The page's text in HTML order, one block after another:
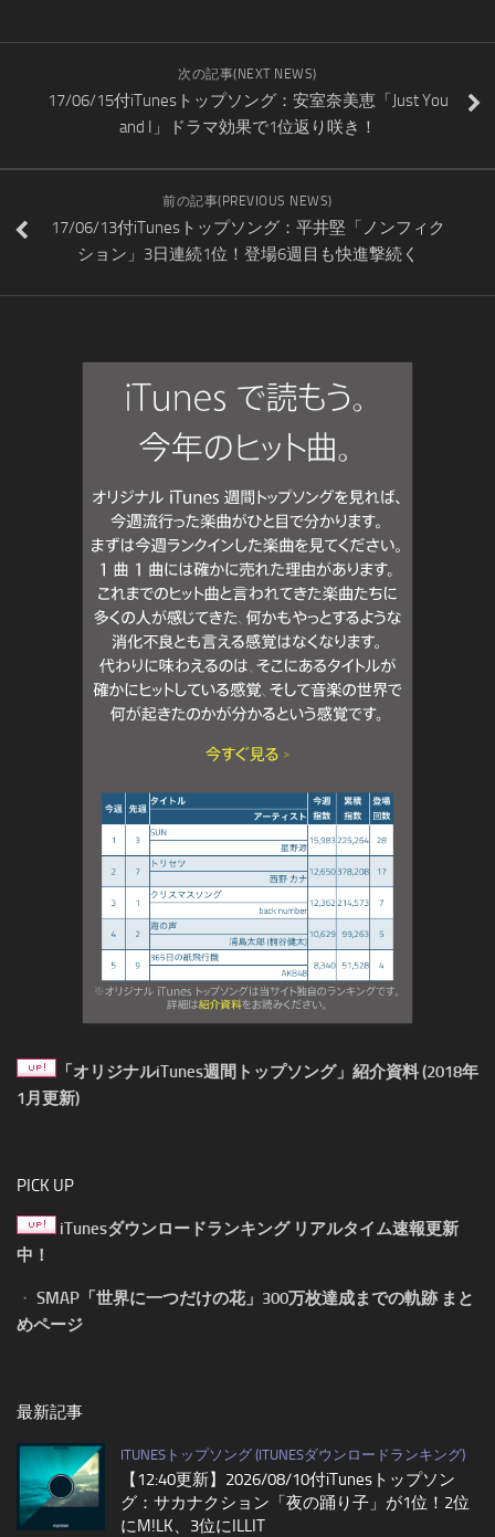
次の記事(NEXT NEWS)
17/06/15付iTunesトップソング：安室奈美恵「Just You
and I」ドラマ効果で1位返り咲き！
前の記事(PREVIOUS NEWS)
17/06/13付iTunesトップソング：平井堅「ノンフィク
ション」3日連続1位！登場6週目も快進撃続く
「オリジナルiTunes週間トップソング」紹介資料 (2018年
1月更新)
PICK UP
iTunesダウンロードランキング リアルタイム速報更新
中！
・ SMAP「世界に一つだけの花」300万枚達成までの軌跡 まと
めページ
最新記事
ITUNESトップソング (ITUNESダウンロードランキング)
【12:40更新】2026/08/10付iTunesトップソン
グ：サカナクション「夜の踊り子」が1位！2位
にM!LK、3位にILLIT